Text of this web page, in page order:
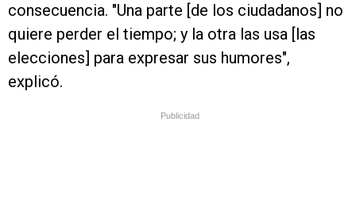
consecuencia. "Una parte [de los ciudadanos] no
quiere perder el tiempo; y la otra las usa [las
elecciones] para expresar sus humores",
explicó.
Publicidad